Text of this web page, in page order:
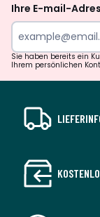
Ihre E-mail-
Sie haben bereits ein
Ihrem persönlichen